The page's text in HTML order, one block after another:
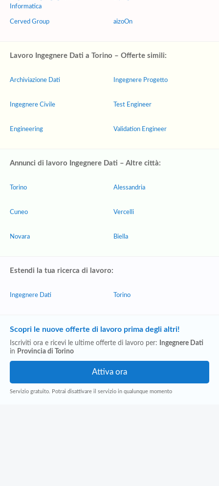
Informatica
Cerved Group aizoOn
Lavoro Ingegnere Dati a Torino – Offerte simili:
Archiviazione Dati
Ingegnere Civile
Engineering
Ingegnere Progetto
Test Engineer
Validation Engineer
Annunci di lavoro Ingegnere Dati – Altre città:
Torino
Cuneo
Novara
Alessandria
Vercelli
Biella
Estendi la tua ricerca di lavoro:
Ingegnere Dati Torino
Scopri le nuove offerte di lavoro prima degli altri!
Iscriviti ora e ricevi le ultime offerte di lavoro per:
Ingegnere Dati
in Provincia di Torino
Servizio gratuito. Potrai disattivare il servizio in qualunque momento